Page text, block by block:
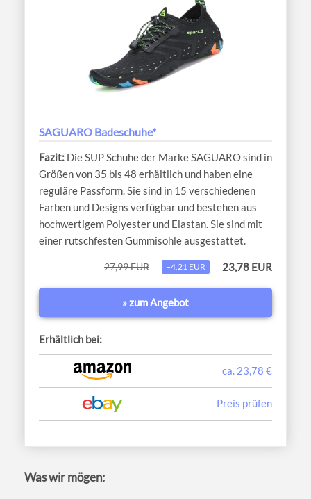
SAGUARO Badeschuhe*
Die SUP Schuhe der Marke SAGUARO sind in
Größen von 35 bis 48 erhältlich und haben eine
reguläre Passform. Sie sind in 15 verschiedenen
Farben und Designs verfügbar und bestehen aus
hochwertigem Polyester und Elastan. Sie sind mit
einer rutschfesten Gummisohle ausgestattet.
27,99 EUR −4,21 EUR 23,78 EUR
» zum Angebot
Erhältlich bei:
ca. 23,78 €
Preis prüfen
Was wir mögen: